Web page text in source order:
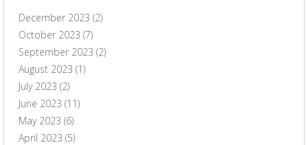
December 2023 (2)
October 2023 (7)
September 2023 (2)
August 2023 (1)
July 2023 (2)
June 2023 (11)
May 2023 (6)
April 2023 (5)